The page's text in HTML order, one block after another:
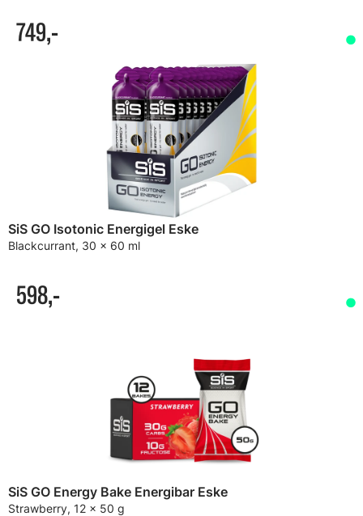
749,-
SiS GO Isotonic Energigel Eske
Blackcurrant, 30 x 60 ml
598,-
SiS GO Energy Bake Energibar Eske
Strawberry, 12 x 50 g